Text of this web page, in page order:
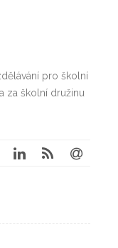
pro školní
za školní družinu